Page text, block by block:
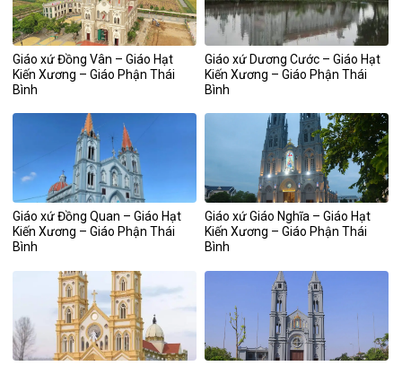
Giáo xứ Đồng Vân – Giáo Hạt
Kiến Xương – Giáo Phận Thái
Bình
Giáo xứ Dương Cước – Giáo Hạt
Kiến Xương – Giáo Phận Thái
Bình
Giáo xứ Đồng Quan – Giáo Hạt
Kiến Xương – Giáo Phận Thái
Bình
Giáo xứ Giáo Nghĩa – Giáo Hạt
Kiến Xương – Giáo Phận Thái
Bình